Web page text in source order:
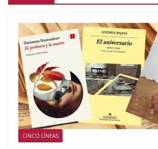
CINCO LÍNEAS